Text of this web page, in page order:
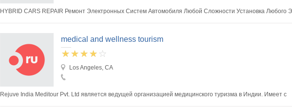
HYBRID CARS REPAIR Ремонт Электронных Систем Автомобиля Любой Сложности Установка Любого
medical and wellness tourism
Los Angeles, CA
Rejuve India Meditour Pvt. Ltd является ведущей организацией медицинского туризма в Индии. Имеет с